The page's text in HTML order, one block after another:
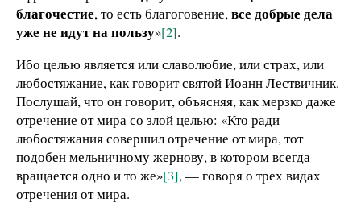
благочестие, то есть благоговение,все добрые дела
уже не идут на пользу»[2].
Ибо целью является или славолюбие, или страх, или
любостяжание, как говорит святой Иоанн Лествичник.
Послушай, что он говорит, объясняя, как мерзко даже
отречение от мира со злой целью: «Кто ради
любостяжания совершил отречение от мира, тот
подобен мельничному жернову, в котором всегда
вращается одно и то же»[3], — говоря о трех видах
отречения от мира.